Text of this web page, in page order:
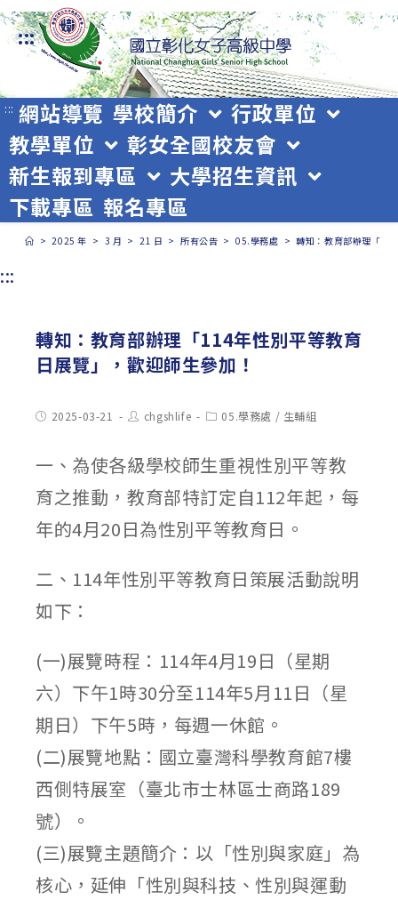
跳
轉
至
主
要
內
容
:::
::: 網站導覽 學校簡介
行政單位
教學單位
彰女全國校友會
新生報到專區
大學招生資訊
下載專區 報名專區
> 2025 年 > 3 月 > 21 日 > 所有公告 > 05.學務處 > 轉知：教育部辦理「
:::
轉知：教育部辦理「114年性別平等教育
日展覽」，歡迎師生參加！
Post2025-03-21
Post
author:
chgshlife
Post05.學務處 / 生輔組
一、為使各級學校師生重視性別平等教
育之推動，教育部特訂定自112年起，每
年的4月20日為性別平等教育日。
二、114年性別平等教育日策展活動說明
如下：
(一)展覽時程：114年4月19日（星期
六）下午1時30分至114年5月11日（星
期日）下午5時，每週一休館。
(二)展覽地點：國立臺灣科學教育館7樓
西側特展室（臺北市士林區士商路189
號）。
(三)展覽主題簡介：以「性別與家庭」為
核心，延伸「性別與科技、性別與運動